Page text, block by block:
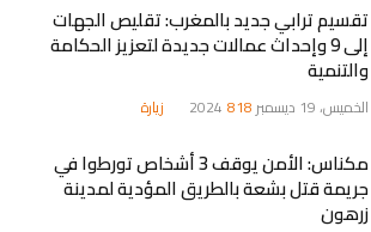
تقسيم ترابي جديد بالمغرب: تقليص الجهات
إلى 9 وإحداث عمالات جديدة لتعزيز الحكامة
والتنمية
الخميس، 19 ديسمبر 2024 818 زيارة
مكناس: الأمن يوقف 3 أشخاص تورطوا في
جريمة قتل بشعة بالطريق المؤدية لمدينة
زرهون